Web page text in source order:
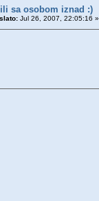
sa osobom iznad :)
Jul 26, 2007, 22:05:16 »